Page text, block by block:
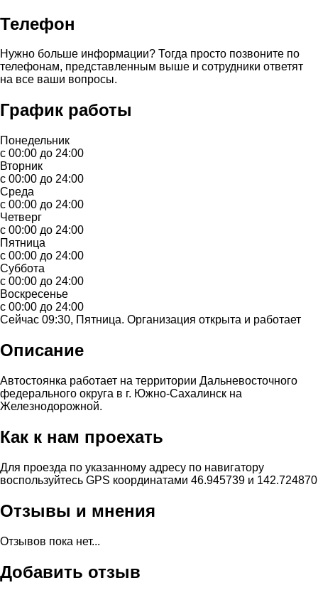
Телефон
Нужно больше информации? Тогда просто позвоните по
телефонам, представленным выше и сотрудники ответят
на все ваши вопросы.
График работы
Понедельник
с 00:00 до 24:00
Вторник
с 00:00 до 24:00
Среда
с 00:00 до 24:00
Четверг
с 00:00 до 24:00
Пятница
с 00:00 до 24:00
Суббота
с 00:00 до 24:00
Воскресенье
с 00:00 до 24:00
Сейчас 09:30, Пятница. Организация открыта и работает
Описание
Автостоянка работает на территории Дальневосточного
федерального округа в г. Южно-Сахалинск на
Железнодорожной.
Как к нам проехать
Для проезда по указанному адресу по навигатору
воспользуйтесь GPS координатами 46.945739 и 142.724870
Отзывы и мнения
Отзывов пока нет...
Добавить отзыв